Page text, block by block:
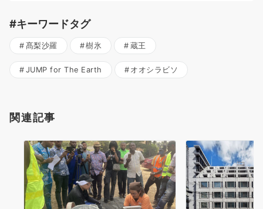
#キーワードタグ
髙梨沙羅 樹氷 蔵王
JUMP for The Earth オオシラビソ
関連記事